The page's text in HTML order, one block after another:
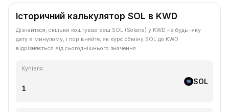
Історичний калькулятор SOL в KWD
Дізнайтеся, скільки коштував ваш SOL (Solana) у KWD на будь-яку
дату в минулому, і порівняйте, як курс обміну SOL до KWD
відрізняється від сьогоднішнього значення.
Купівля
SOL